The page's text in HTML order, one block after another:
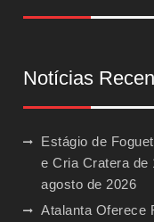
Notícias
Estágio de
e Cria Cratera de
agosto de 2026
Atalanta Oferece